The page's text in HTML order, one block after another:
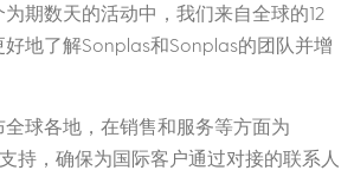
期数天的活动中，我们来自全球的12
地了解Sonplas和Sonplas的团队并增
球各地，在销售和服务等方面为
持，确保为国际客户通过对接的联系人